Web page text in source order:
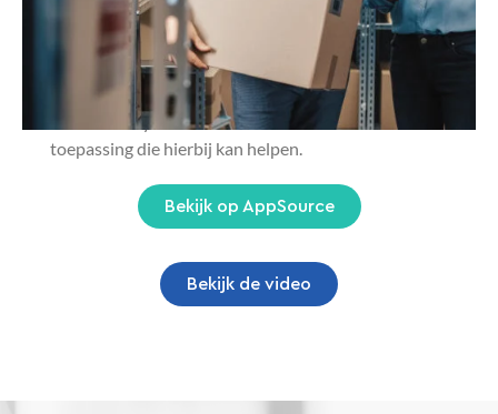
uw kanalen en het kunnen bijhouden van duizenden
orders per dag is cruciaal voor uw succes in de
digitale wereld van e-commerce en marktplaatsen.
De combinatie van Integration Manager en
Microsoft Dynamics 365 Business Central is dé
toepassing die hierbij kan helpen.
Bekijk op AppSource
Bekijk de video